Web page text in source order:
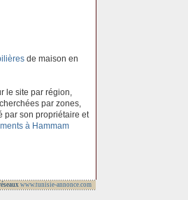
de maison en
le site par région,
par zones,
par son propriétaire et
à Hammam
www.tunisie-annonce.com